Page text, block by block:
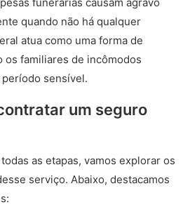
quando não há qualquer
atua como uma forma de
os familiares de incômodos
sensível.
um seguro
as etapas, vamos explorar os
serviço. Abaixo, destacamos